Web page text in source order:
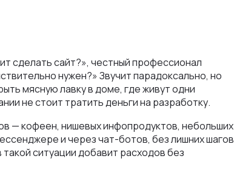
сделать сайт?», честный профессионал
нужен?» Звучит парадоксально, но
мясную лавку в доме, где живут одни
не стоит тратить деньги на разработку.
— кофеен, нишевых инфопродуктов, небольших
и через чат-ботов, без лишних шагов
ситуации добавит расходов без